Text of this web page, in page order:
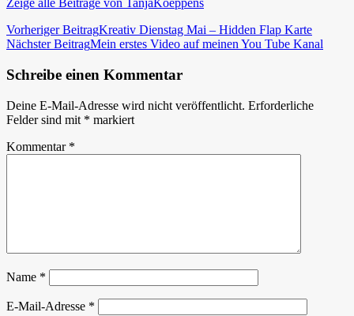
Zeige alle Beiträge von TanjaKoeppens
Beitragsnavigation
Vorheriger BeitragKreativ Dienstag Mai – Hidden Flap Karte
Nächster BeitragMein erstes Video auf meinen You Tube Kanal
Schreibe einen Kommentar
Deine E-Mail-Adresse wird nicht veröffentlicht. Erforderliche
Felder sind mit * markiert
Kommentar *
Name *
E-Mail-Adresse *